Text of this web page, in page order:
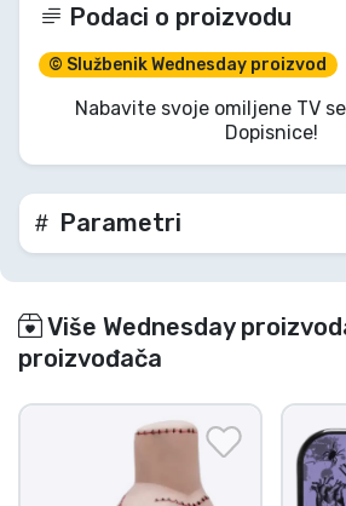
Podaci o proizvodu
© Službenik Wednesday proizvod
Nabavite svoje omiljene TV
Dopisnice!
Parametri
Više Wednesday
proizvođača